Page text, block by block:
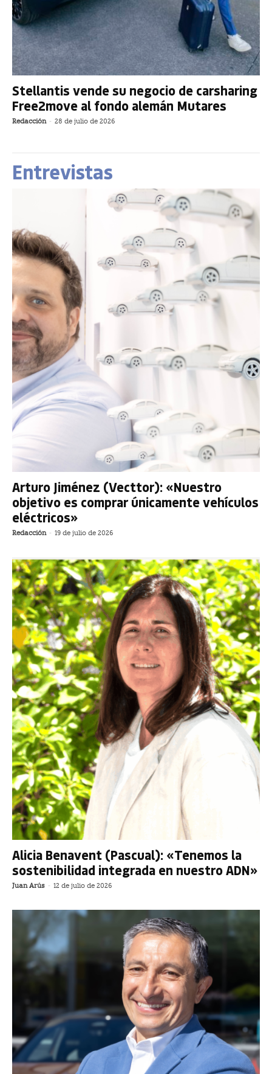
Stellantis vende su negocio de carsharing
Free2move al fondo alemán Mutares
Redacción - 28 de julio de 2026
Entrevistas
Arturo Jiménez (Vecttor): «Nuestro
objetivo es comprar únicamente vehículos
eléctricos»
Redacción - 19 de julio de 2026
Alicia Benavent (Pascual): «Tenemos la
sostenibilidad integrada en nuestro ADN»
Juan Arús - 12 de julio de 2026